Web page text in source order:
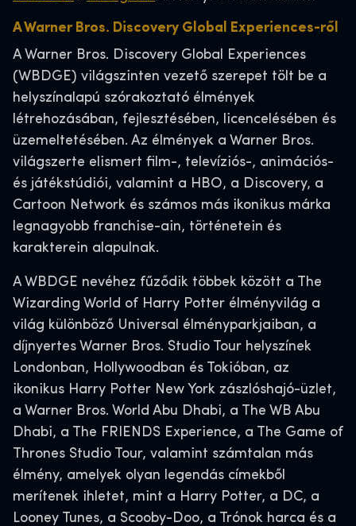
A Warner Bros. Discovery Global Experiences-ről
A Warner Bros. Discovery Global Experiences
(WBDGE) világszinten vezető szerepet tölt be a
helyszínalapú szórakoztató élmények
létrehozásában, fejlesztésében, licencelésében és
üzemeltetésében. Az élmények a Warner Bros.
világszerte elismert film-, televíziós-, animációs-
és játékstúdiói, valamint a HBO, a Discovery, a
Cartoon Network és számos más ikonikus márka
legnagyobb franchise-ain, történetein és
karakterein alapulnak.
A WBDGE nevéhez fűződik többek között a The
Wizarding World of Harry Potter élményvilág a
világ különböző Universal élményparkjaiban, a
díjnyertes Warner Bros. Studio Tour helyszínek
Londonban, Hollywoodban és Tokióban, az
ikonikus Harry Potter New York zászlóshajó-üzlet,
a Warner Bros. World Abu Dhabi, a The WB Abu
Dhabi, a The FRIENDS Experience, a The Game of
Thrones Studio Tour, valamint számtalan más
élmény, amelyek olyan legendás címekből
merítenek ihletet, mint a Harry Potter, a DC, a
Looney Tunes, a Scooby-Doo, a Trónok harca és a